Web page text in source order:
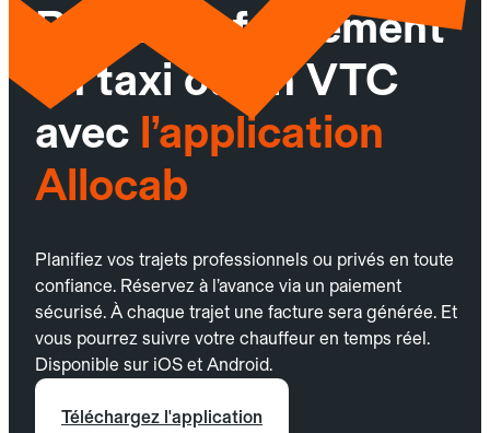
Réservez facilement
un taxi ou un VTC
avec l’application
Allocab
Planifiez vos trajets professionnels ou privés en toute
confiance. Réservez à l’avance via un paiement
sécurisé. À chaque trajet une facture sera générée. Et
vous pourrez suivre votre chauffeur en temps réel.
Disponible sur iOS et Android.
Téléchargez l'application